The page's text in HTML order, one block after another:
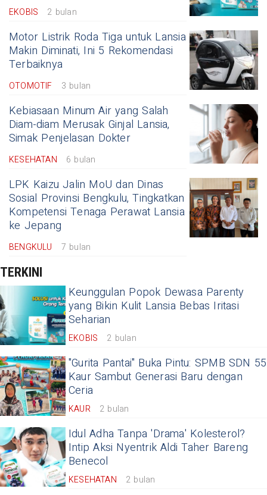
EKOBIS 2 bulan
Motor Listrik Roda Tiga untuk Lansia
Makin Diminati, Ini 5 Rekomendasi
Terbaiknya
OTOMOTIF 3 bulan
Kebiasaan Minum Air yang Salah
Diam-diam Merusak Ginjal Lansia,
Simak Penjelasan Dokter
KESEHATAN 6 bulan
LPK Kaizu Jalin MoU dan Dinas
Sosial Provinsi Bengkulu, Tingkatkan
Kompetensi Tenaga Perawat Lansia
ke Jepang
BENGKULU 7 bulan
TERKINI
Keunggulan Popok Dewasa Parenty
yang Bikin Kulit Lansia Bebas Iritasi
Seharian
EKOBIS 2 bulan
"Gurita Pantai" Buka Pintu: SPMB SDN 55
Kaur Sambut Generasi Baru dengan
Ceria
KAUR 2 bulan
Idul Adha Tanpa 'Drama' Kolesterol?
Intip Aksi Nyentrik Aldi Taher Bareng
Benecol
KESEHATAN 2 bulan